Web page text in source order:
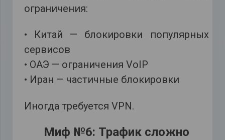
ограничения:
• Китай — блокировки популярных
сервисов
• ОАЭ — ограничения VoIP
• Иран — частичные блокировки
Иногда требуется VPN.
Миф №6: Трафик сложно